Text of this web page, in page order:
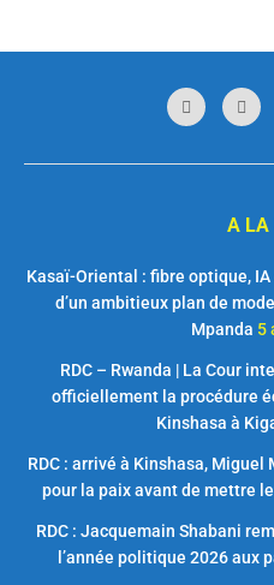
A LA
Kasaï-Oriental : fibre optique,
d’un ambitieux plan de
Mpanda 5
RDC – Rwanda | La Cour
officiellement la procédure
Kinshasa à
RDC : arrivé à Kinshasa,
pour la paix avant de mettre
RDC : Jacquemain Shabani
l’année politique 2026 aux